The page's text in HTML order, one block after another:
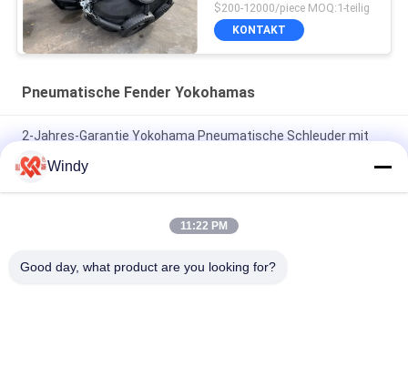
$200-12000/piece MOQ:1-teilig
KONTAKT
Pneumatische Fender Yokohamas
2-Jahres-Garantie Yokohama Pneumatische Schleuder mit
Gummi und Heißverzinkung Flansche
Heißverzinkte Yokohama Marine Fender für langlebigen
Schiffsschutz
Windy
11:22 PM
Good day, what product are you looking for?